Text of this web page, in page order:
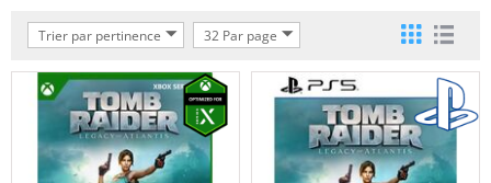
Trier par pertinence 32 Par page